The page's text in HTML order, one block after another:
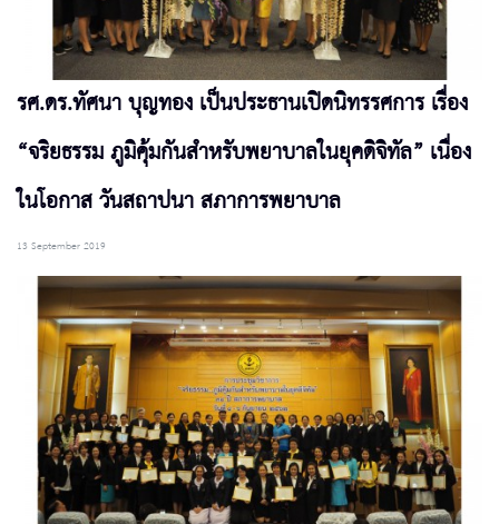
รศ.ดร.ทัศนา บุญทอง เป็นประธานเปิดนิทรรศการ เรื่อง
“จริยธรรม ภูมิคุ้มกันสำหรับพยาบาลในยุคดิจิทัล” เนื่อง
ในโอกาส วันสถาปนา สภาการพยาบาล
13 September 2019